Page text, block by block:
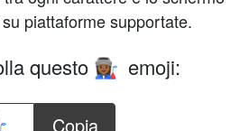
piattaforme supportate.
questo 👩🏾‍🏭 emoji:
Copia